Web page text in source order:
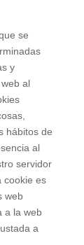
se
y
al
hábitos de
al
servidor
cookie es
web
a la web
a